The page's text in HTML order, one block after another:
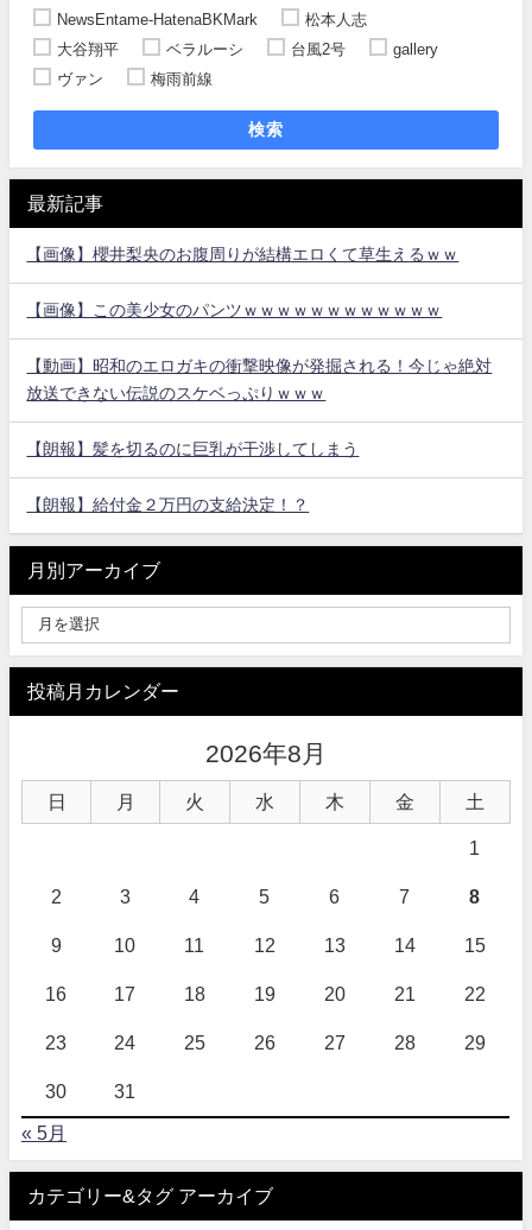
NewsEntame-HatenaBKMark
松本人志
大谷翔平
ベラルーシ 台風2号
gallery
ヴァン
梅雨前線
検索
最新記事
【画像】櫻井梨央のお腹周りが結構エロくて草生えるｗｗ
【画像】この美少女のパンツｗｗｗｗｗｗｗｗｗｗｗｗ
【動画】昭和のエロガキの衝撃映像が発掘される！今じゃ絶対
放送できない伝説のスケベっぷりｗｗｗ
【朗報】髪を切るのに巨乳が干渉してしまう
【朗報】給付金２万円の支給決定！？
月別アーカイブ
投稿月カレンダー
2026年8月
日 月 火 水 木 金 土
1
2 3 4 5 6 7 8
9 10 11 12 13 14 15
16 17 18 19 20 21 22
23 24 25 26 27 28 29
30 31
« 5月
カテゴリー&タグ アーカイブ